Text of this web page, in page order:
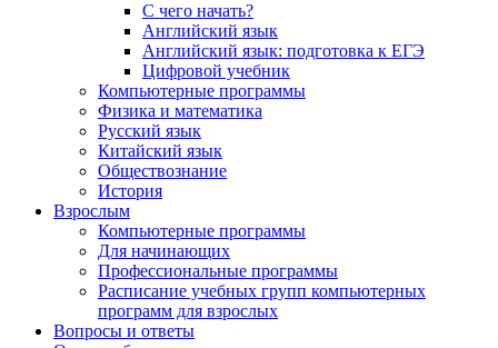
С чего начать?
Английский язык
Английский язык: подготовка к ЕГЭ
Цифровой учебник
Компьютерные программы
Физика и математика
Русский язык
Китайский язык
Обществознание
История
Взрослым
Компьютерные программы
Для начинающих
Профессиональные программы
Расписание учебных групп компьютерных
программ для взрослых
Вопросы и ответы